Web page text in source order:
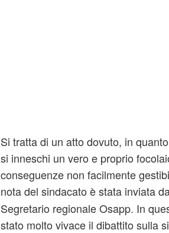
Si tratta di un atto dovuto, in
si inneschi un vero e proprio
conseguenze non facilmente
nota del sindacato è stata inviata
Segretario regionale Osapp. In
stato molto vivace il dibattito sulla